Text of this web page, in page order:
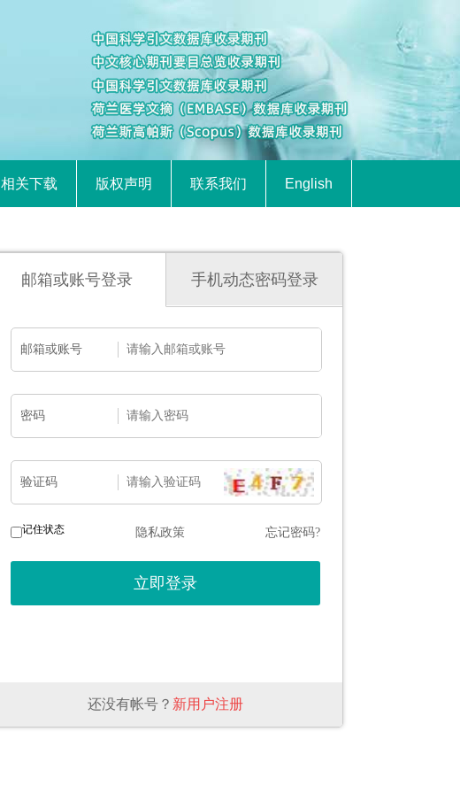
相关下载 版权声明 联系我们 English
邮箱或账号登录 手机动态密码登录
邮箱或账号
密码
验证码
记住状态 隐私政策 忘记密码?
还没有帐号？ 新用户注册